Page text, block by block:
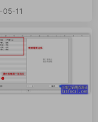
3D Art in Blend
05-11